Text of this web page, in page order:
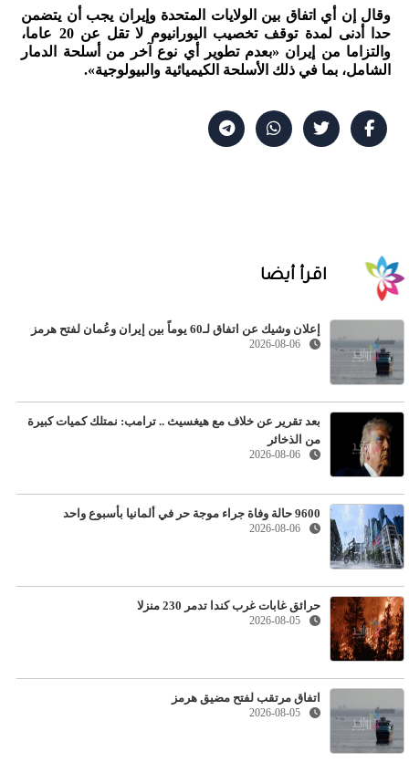
وقال إن أي اتفاق بين الولايات المتحدة وإيران يجب أن يتضمن
حدا أدنى لمدة توقف تخصيب اليورانيوم لا تقل عن 20 عاما،
والتزاما من إيران «بعدم تطوير أي نوع آخر من أسلحة الدمار
الشامل، بما في ذلك الأسلحة الكيميائية والبيولوجية».
اقرأ أيضا
إعلان وشيك عن اتفاق لـ60 يوماً بين إيران وعُمان لفتح هرمز
2026-08-06
بعد تقرير عن خلاف مع هيغسيث .. ترامب: نمتلك كميات كبيرة
من الذخائر
2026-08-06
9600 حالة وفاة جراء موجة حر في ألمانيا بأسبوع واحد
2026-08-06
حرائق غابات غرب كندا تدمر 230 منزلا
2026-08-05
اتفاق مرتقب لفتح مضيق هرمز
2026-08-05